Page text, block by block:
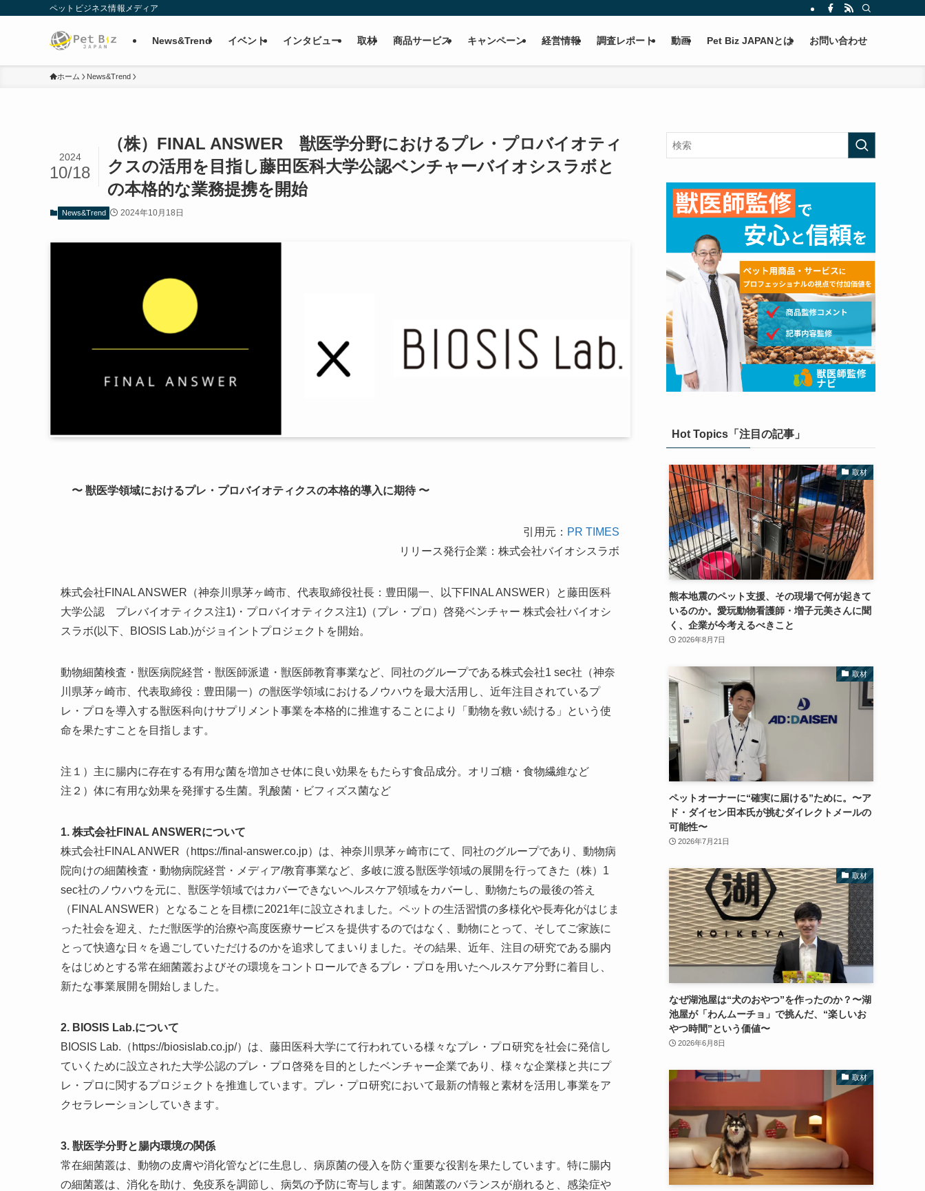
ペットビジネス情報メディア
News&Trend イベント インタビュー 取材 商品サービス キャンペーン 経営情報 調査レポート 動画 Pet Biz JAPANとは お問い合わせ
ホーム News&Trend
（株）FINAL ANSWER 獣医学分野におけるプレ・プロバイオティ
クスの活用を目指し藤田医科大学公認ベンチャーバイオシスラボと
の本格的な業務提携を開始
2024
10/18
News&Trend 2024年10月18日
〜 獣医学領域におけるプレ・プロバイオティクスの本格的導入に期待 〜
引用元： PR TIMES
リリース発行企業：株式会社バイオシスラボ
株式会社FINAL ANSWER（神奈川県茅ヶ崎市、代表取締役社長：豊田陽一、以下FINAL ANSWER）と藤田医科
大学公認 プレバイオティクス注1)・プロバイオティクス注1)（プレ・プロ）啓発ベンチャー 株式会社バイオシ
スラボ(以下、BIOSIS Lab.)がジョイントプロジェクトを開始。
動物細菌検査・獣医病院経営・獣医師派遣・獣医師教育事業など、同社のグループである株式会社1 sec社（神奈
川県茅ヶ崎市、代表取締役：豊田陽一）の獣医学領域におけるノウハウを最大活用し、近年注目されているプ
レ・プロを導入する獣医科向けサプリメント事業を本格的に推進することにより「動物を救い続ける」という使
命を果たすことを目指します。
注１）主に腸内に存在する有用な菌を増加させ体に良い効果をもたらす食品成分。オリゴ糖・食物繊維など
注２）体に有用な効果を発揮する生菌。乳酸菌・ビフィズス菌など
1. 株式会社FINAL ANSWERについて
株式会社FINAL ANWER（https://final-answer.co.jp）は、神奈川県茅ヶ崎市にて、同社のグループであり、動物病
院向けの細菌検査・動物病院経営・メディア/教育事業など、多岐に渡る獣医学領域の展開を行ってきた（株）1
sec社のノウハウを元に、獣医学領域ではカバーできないヘルスケア領域をカバーし、動物たちの最後の答え
（FINAL ANSWER）となることを目標に2021年に設立されました。ペットの生活習慣の多様化や長寿化がはじま
った社会を迎え、ただ獣医学的治療や高度医療サービスを提供するのではなく、動物にとって、そしてご家族に
とって快適な日々を過ごしていただけるのかを追求してまいりました。その結果、近年、注目の研究である腸内
をはじめとする常在細菌叢およびその環境をコントロールできるプレ・プロを用いたヘルスケア分野に着目し、
新たな事業展開を開始しました。
2. BIOSIS Lab.について
BIOSIS Lab.（https://biosislab.co.jp/）は、藤田医科大学にて行われている様々なプレ・プロ研究を社会に発信し
ていくために設立された大学公認のプレ・プロ啓発を目的としたベンチャー企業であり、様々な企業様と共にプ
レ・プロに関するプロジェクトを推進しています。プレ・プロ研究において最新の情報と素材を活用し事業をア
クセラレーションしていきます。
3. 獣医学分野と腸内環境の関係
常在細菌叢は、動物の皮膚や消化管などに生息し、病原菌の侵入を防ぐ重要な役割を果たしています。特に腸内
の細菌叢は、消化を助け、免疫系を調節し、病気の予防に寄与します。細菌叢のバランスが崩れると、感染症や
Hot Topics「注目の記事」
取材
熊本地震のペット支援、その現場で何が起きて
いるのか。愛玩動物看護師・増子元美さんに聞
く、企業が今考えるべきこと
2026年8月7日
取材
ペットオーナーに“確実に届ける”ために。〜ア
ド・ダイセン田本氏が挑むダイレクトメールの
可能性〜
2026年7月21日
取材
なぜ湖池屋は“犬のおやつ”を作ったのか？〜湖
池屋が「わんムーチョ」で挑んだ、“楽しいお
やつ時間”という価値〜
2026年6月8日
取材